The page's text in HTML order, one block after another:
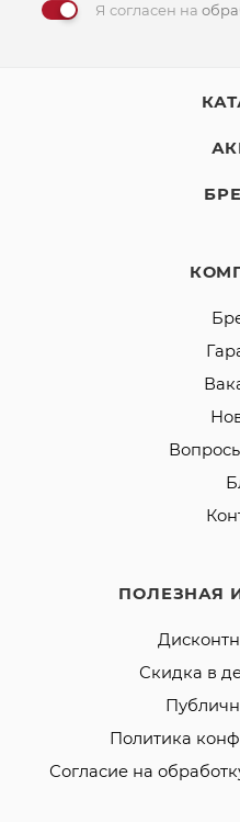
Я согласен на
ПОЛЕЗНАЯ
Скидка в
Политика
Согласие на